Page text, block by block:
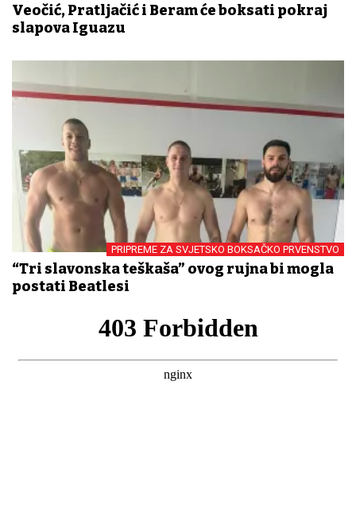
Veočić, Pratljačić i Beram će boksati pokraj
slapova Iguazu
PRIPREME ZA SVJETSKO BOKSAČKO PRVENSTVO
“Tri slavonska teškaša” ovog rujna bi mogla
postati Beatlesi